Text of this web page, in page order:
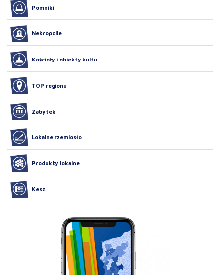
Pomniki
Nekropolie
Kościoły i obiekty kultu
TOP regionu
Zabytek
Lokalne rzemiosło
Produkty lokalne
Kesz